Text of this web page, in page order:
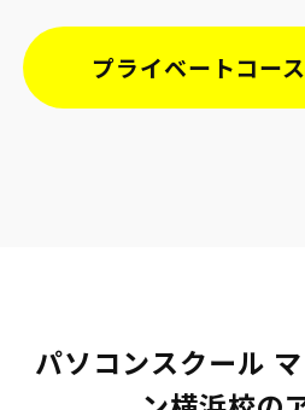
プライベートコー
パソコンスクール